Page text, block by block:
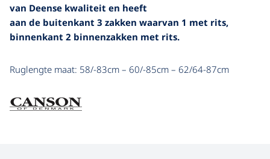
van Deense kwaliteit en heeft
aan de buitenkant 3 zakken waarvan 1 met rits,
binnenkant 2 binnenzakken met rits.
Ruglengte maat: 58/-83cm – 60/-85cm – 62/64-87cm